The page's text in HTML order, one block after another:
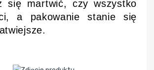
się martwić, czy wszystko
a pakowanie stanie się